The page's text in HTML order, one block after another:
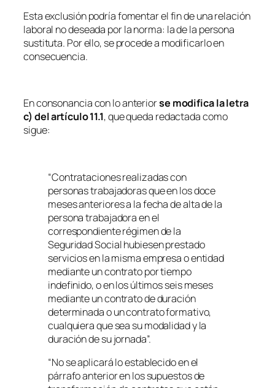
Esta exclusión podría fomentar el fin de una relación
laboral no deseada por la norma: la de la persona
sustituta. Por ello, se procede a modificarlo en
consecuencia.
En consonancia con lo anteriorse modifica la letra
c) del artículo 11.1, que queda redactada como
sigue:
“Contrataciones realizadas con
personas trabajadoras que en los doce
meses anteriores a la fecha de alta de la
persona trabajadora en el
correspondiente régimen de la
Seguridad Social hubiesen prestado
servicios en la misma empresa o entidad
mediante un contrato por tiempo
indefinido, o en los últimos seis meses
mediante un contrato de duración
determinada o un contrato formativo,
cualquiera que sea su modalidad y la
duración de su jornada”.
“No se aplicará lo establecido en el
párrafo anterior en los supuestos de